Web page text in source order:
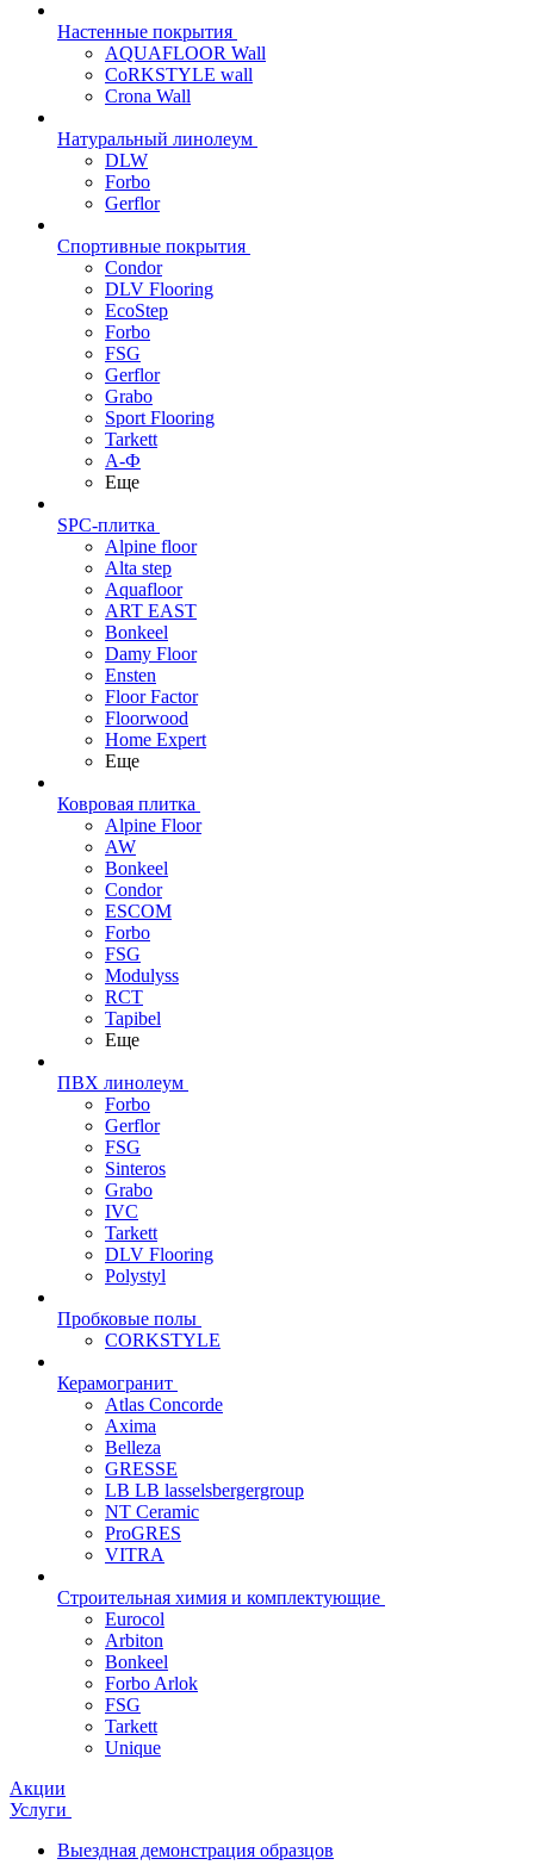
Настенные покрытия
AQUAFLOOR Wall
CoRKSTYLE wall
Crona Wall
Натуральный линолеум
DLW
Forbo
Gerflor
Спортивные покрытия
Condor
DLV Flooring
EcoStep
Forbo
FSG
Gerflor
Grabo
Sport Flooring
Tarkett
А-Ф
Еще
SPC-плитка
Alpine floor
Alta step
Aquafloor
ART EAST
Bonkeel
Damy Floor
Ensten
Floor Factor
Floorwood
Home Expert
Еще
Ковровая плитка
Alpine Floor
AW
Bonkeel
Condor
ESCOM
Forbo
FSG
Modulyss
RCT
Tapibel
Еще
ПВХ линолеум
Forbo
Gerflor
FSG
Sinteros
Grabo
IVC
Tarkett
DLV Flooring
Polystyl
Пробковые полы
CORKSTYLE
Керамогранит
Atlas Concorde
Axima
Belleza
GRESSE
LB LB lasselsbergergroup
NT Ceramic
ProGRES
VITRA
Строительная химия и комплектующие
Eurocol
Arbiton
Bonkeel
Forbo Arlok
FSG
Tarkett
Unique
Акции
Услуги
Выездная демонстрация образцов